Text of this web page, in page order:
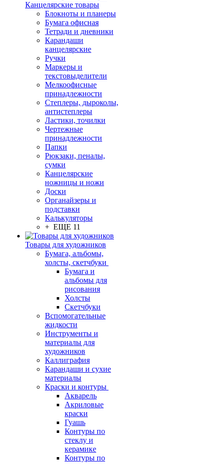
Канцелярские товары
Блокноты и планеры
Бумага офисная
Тетради и дневники
Карандаши
канцелярские
Ручки
Маркеры и
текстовыделители
Мелкоофисные
принадлежности
Степлеры, дыроколы,
антистеплеры
Ластики, точилки
Чертежные
принадлежности
Папки
Рюкзаки, пеналы,
сумки
Канцелярские
ножницы и ножи
Доски
Органайзеры и
подставки
Калькуляторы
+ ЕЩЕ 11
Товары для художников
Бумага, альбомы,
холсты, скетчбуки
Бумага и
альбомы для
рисования
Холсты
Скетчбуки
Вспомогательные
жидкости
Инструменты и
материалы для
художников
Каллиграфия
Карандаши и сухие
материалы
Краски и контуры
Акварель
Акриловые
краски
Гуашь
Контуры по
стеклу и
керамике
Контуры по